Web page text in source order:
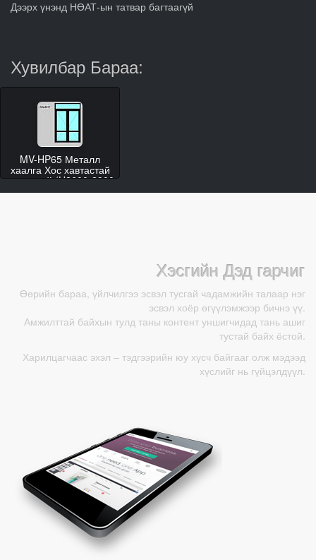
Дээрх үнэнд НӨАТ-ын татвар багтаагүй
Хувилбар Бараа:
MV-HP65 Металл
хаалга Хос хавтастай
гэгээвчтэй (H2600-2900
W1600-1900)
Хэсгийн Дэд гарчиг
Өөрийн бараа, үйлчилгээ эсвэл тусгай чадамжийн талаар нэг
эсвэл хоёр өгүүлэмжээр бичнэ үү.
Амжилттай байхын тулд таны контент уншигчидад тань ашиг
тустай байх ёстой.
Харилцагчаас эхэл – тэдгээрийн юу хүсч байгааг олж мэдээд
хүслийг нь гүйцэлдүүл.